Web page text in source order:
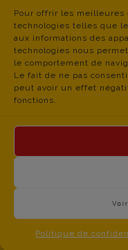
Pour offrir les meilleures
technologies telles que
aux informations des
technologies nous
le comportement de
Le fait de ne pas
peut avoir un effet
fonctions.
Politique de